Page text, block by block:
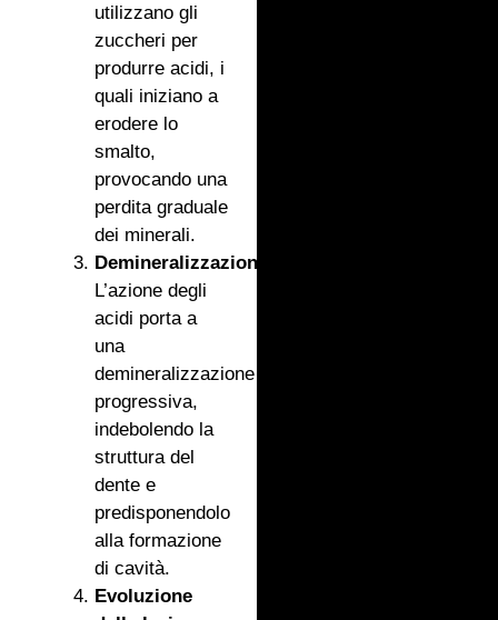
utilizzano gli
zuccheri per
produrre acidi, i
quali iniziano a
erodere lo
smalto,
provocando una
perdita graduale
dei minerali.
Demineralizzazione:
L’azione degli
acidi porta a
una
demineralizzazione
progressiva,
indebolendo la
struttura del
dente e
predisponendolo
alla formazione
di cavità.
Evoluzione